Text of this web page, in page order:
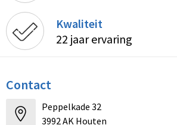
Kwaliteit
22 jaar ervaring
Contact
Peppelkade 32
3992 AK Houten